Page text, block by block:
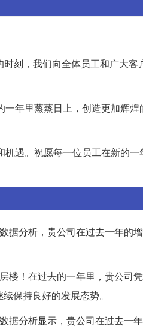
刻，我们向全体员工和广大
年里蒸蒸日上，创造更加辉
遇。祝愿每一位员工在新的
分析，贵公司在过去一年的
楼！在过去的一年里，贵公司
保持良好的发展态势。
据分析显示，贵公司在过去一